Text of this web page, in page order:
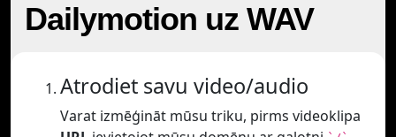
Dailymotion uz WAV
Atrodiet savu video/audio
Varat izmēģināt mūsu triku, pirms videoklipa